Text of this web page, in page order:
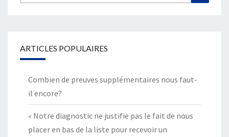
ARTICLES POPULAIRES
Combien de preuves supplémentaires nous faut-
il encore?
« Notre diagnostic ne justifie pas le fait de nous
placer en bas de la liste pour recevoir un